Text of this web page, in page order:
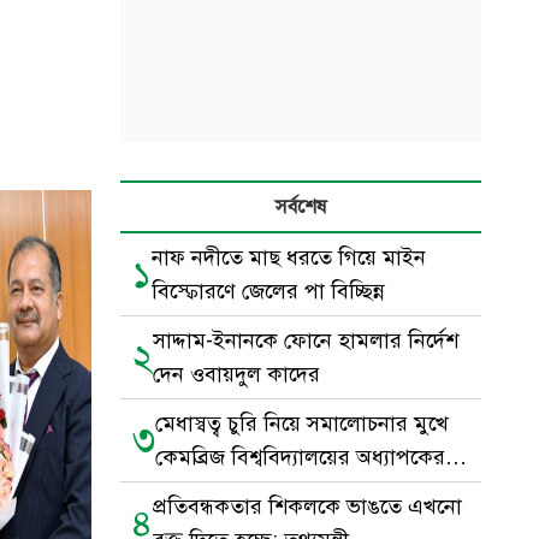
সর্বশেষ
১নাফ নদীতে মাছ ধরতে গিয়ে মাইন
বিস্ফোরণে জেলের পা বিচ্ছিন্ন
২সাদ্দাম-ইনানকে ফোনে হামলার নির্দেশ
দেন ওবায়দুল কাদের
৩মেধাস্বত্ব চুরি নিয়ে সমালোচনার মুখে
কেমব্রিজ বিশ্ববিদ্যালয়ের অধ্যাপকের
পদত্যাগ
৪প্রতিবন্ধকতার শিকলকে ভাঙতে এখনো